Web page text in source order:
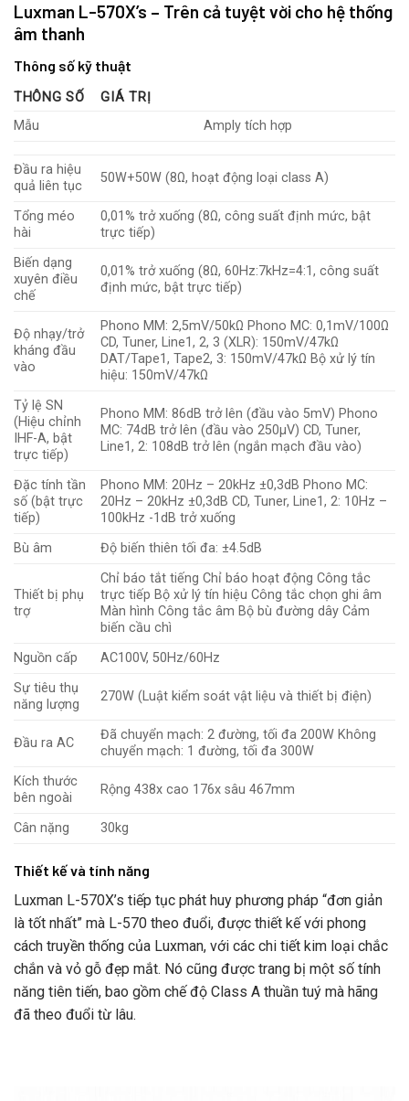
Luxman L-570X’s – Trên cả tuyệt vời cho hệ thống
âm thanh
Thông số kỹ thuật
THÔNG SỐ
GIÁ TRỊ
Mẫu
Amply tích hợp
Đầu ra hiệu
quả liên tục
50W+50W (8Ω, hoạt động loại class A)
Tổng méo
hài
0,01% trở xuống (8Ω, công suất định mức, bật
trực tiếp)
Biến dạng
xuyên điều
chế
0,01% trở xuống (8Ω, 60Hz:7kHz=4:1, công suất
định mức, bật trực tiếp)
Độ nhạy/trở
kháng đầu
vào
Phono MM: 2,5mV/50kΩ Phono MC: 0,1mV/100Ω
CD, Tuner, Line1, 2, 3 (XLR): 150mV/47kΩ
DAT/Tape1, Tape2, 3: 150mV/47kΩ Bộ xử lý tín
hiệu: 150mV/47kΩ
Tỷ lệ SN
(Hiệu chỉnh
IHF-A, bật
trực tiếp)
Phono MM: 86dB trở lên (đầu vào 5mV) Phono
MC: 74dB trở lên (đầu vào 250μV) CD, Tuner,
Line1, 2: 108dB trở lên (ngắn mạch đầu vào)
Đặc tính tần
số (bật trực
tiếp)
Phono MM: 20Hz – 20kHz ±0,3dB Phono MC:
20Hz – 20kHz ±0,3dB CD, Tuner, Line1, 2: 10Hz –
100kHz -1dB trở xuống
Bù âm
Độ biến thiên tối đa: ±4.5dB
Thiết bị phụ
trợ
Chỉ báo tắt tiếng Chỉ báo hoạt động Công tắc
trực tiếp Bộ xử lý tín hiệu Công tắc chọn ghi âm
Màn hình Công tắc âm Bộ bù đường dây Cảm
biến cầu chì
Nguồn cấp
AC100V, 50Hz/60Hz
Sự tiêu thụ
năng lượng
270W (Luật kiểm soát vật liệu và thiết bị điện)
Đầu ra AC
Đã chuyển mạch: 2 đường, tối đa 200W Không
chuyển mạch: 1 đường, tối đa 300W
Kích thước
bên ngoài
Rộng 438x cao 176x sâu 467mm
Cân nặng 30kg
Thiết kế và tính năng
Luxman L-570X’s tiếp tục phát huy phương pháp “đơn giản
là tốt nhất” mà L-570 theo đuổi, được thiết kế với phong
cách truyền thống của Luxman, với các chi tiết kim loại chắc
chắn và vỏ gỗ đẹp mắt. Nó cũng được trang bị một số tính
năng tiên tiến, bao gồm chế độ Class A thuần tuý mà hãng
đã theo đuổi từ lâu.